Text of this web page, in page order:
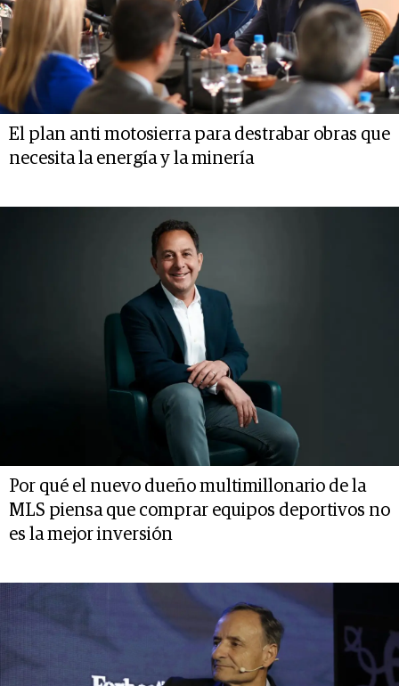
El plan anti motosierra para destrabar obras que
necesita la energía y la minería
Por qué el nuevo dueño multimillonario de la
MLS piensa que comprar equipos deportivos no
es la mejor inversión